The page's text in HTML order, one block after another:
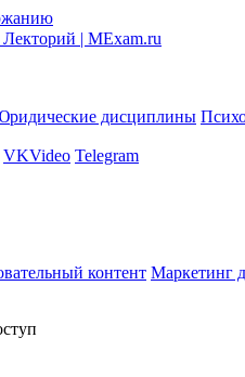
дисциплины
VKVideo Telegram
контент Маркетинг